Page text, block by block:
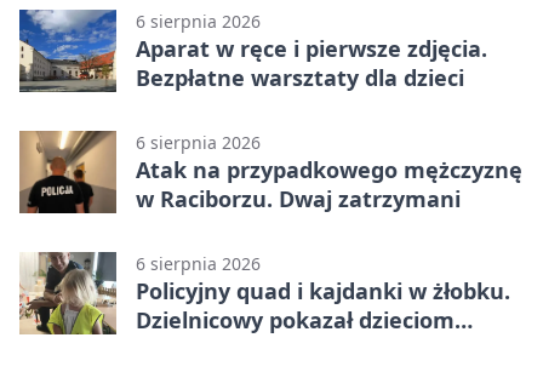
6 sierpnia 2026
Aparat w ręce i pierwsze zdjęcia.
Bezpłatne warsztaty dla dzieci
6 sierpnia 2026
Atak na przypadkowego mężczyznę
w Raciborzu. Dwaj zatrzymani
6 sierpnia 2026
Policyjny quad i kajdanki w żłobku.
Dzielnicowy pokazał dzieciom